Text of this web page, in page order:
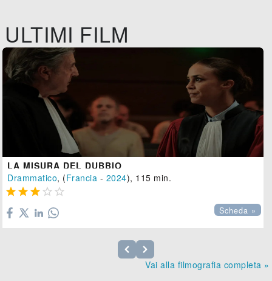
ULTIMI FILM
LA MISURA DEL DUBBIO
Drammatico, (Francia - 2024), 115 min.
    
Scheda »
Vai alla filmografia completa »